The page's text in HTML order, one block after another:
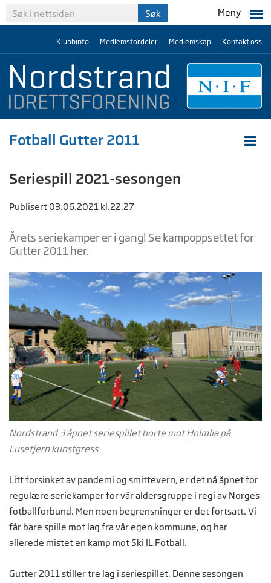
Meny
Klubbinfo Medlemsfordeler Medlemskap Kontakt oss
Fotball Gutter 2011
Seriespill 2021-sesongen
Publisert 03.06.2021 kl.22.27
Årets seriekamper er i gang! Se kampoppsettet for
Gutter 2011 her.
Nordstrand 3 åpnet seriespillet borte mot Holmlia på
Lusetjern kunstgress
Litt forsinket av pandemi og smittevern, er det nå åpnet for
regulære seriekamper for vår aldersgruppe i regi av Norges
fotballforbund. Men noen begrensninger er det fortsatt. Vi
får bare spille mot lag fra vår egen kommune, og har
allerede mistet en kamp mot Ski IL Fotball.
Gutter 2011 stiller tre lag i seriespillet. Denne sesongen